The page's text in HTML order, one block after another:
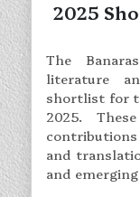
2025
The
literature
shortlist for
2025.
and
and